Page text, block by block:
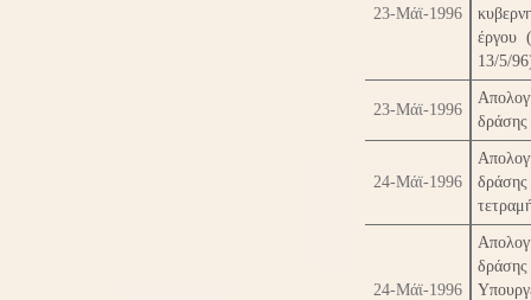
23-Μάϊ-1996
έργου
13/5/
23-Μάϊ-1996
δράσης
24-Μάϊ-1996
24-Μάϊ-1996